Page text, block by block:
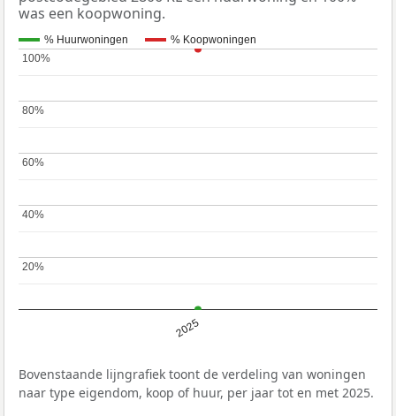
was een koopwoning.
% Huurwoningen % Koopwoningen
2025
20%
20%
40%
40%
60%
60%
80%
80%
100%
100%
Bovenstaande lijngrafiek toont de verdeling van woningen
naar type eigendom, koop of huur, per jaar tot en met 2025.